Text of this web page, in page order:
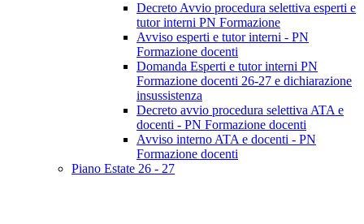
Decreto Avvio procedura selettiva esperti e
tutor interni PN Formazione
Avviso esperti e tutor interni - PN
Formazione docenti
Domanda Esperti e tutor interni PN
Formazione docenti 26-27 e dichiarazione
insussistenza
Decreto avvio procedura selettiva ATA e
docenti - PN Formazione docenti
Avviso interno ATA e docenti - PN
Formazione docenti
Piano Estate 26 - 27